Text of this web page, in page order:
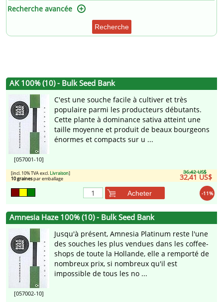
Recherche avancée
Recherche
AK 100% (10) - Bulk Seed Bank
[057001-10]
C'est une souche facile à cultiver et très
populaire parmi les producteurs débutants.
Cette plante à dominance sativa atteint une
taille moyenne et produit de beaux bourgeons
énormes et compacts sur u ...
36,42 US$
32,41 US$
[incl. 10% TVA excl. Livraison]
10 grainespar emballage
-11%
Acheter
Amnesia Haze 100% (10) - Bulk Seed Bank
[057002-10]
Jusqu'à présent, Amnesia Platinum reste l'une
des souches les plus vendues dans les coffee-
shops de toute la Hollande, elle a remporté de
nombreux prix, si nombreux qu'il est
impossible de tous les no ...